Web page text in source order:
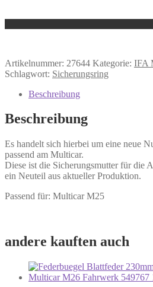
Artikelnummer: 27644 Kategorie: IFA
Schlagwort: Sicherungsring
Beschreibung
Beschreibung
Es handelt sich hierbei um eine neue
passend am Multicar.
Diese ist die Sicherungsmutter für die
ein Neuteil aus aktueller Produktion.
Passend für: Multicar M25
andere kauften auch